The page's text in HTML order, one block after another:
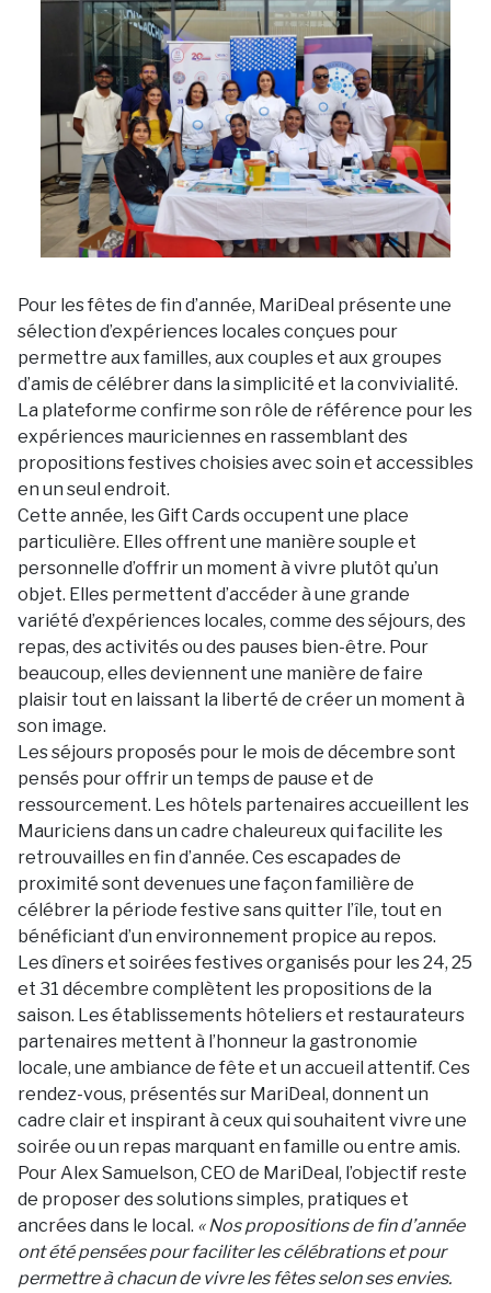
Pour les fêtes de fin d’année, MariDeal présente une
sélection d’expériences locales conçues pour
permettre aux familles, aux couples et aux groupes
d’amis de célébrer dans la simplicité et la convivialité.
La plateforme confirme son rôle de référence pour les
expériences mauriciennes en rassemblant des
propositions festives choisies avec soin et accessibles
en un seul endroit.
Cette année, les Gift Cards occupent une place
particulière. Elles offrent une manière souple et
personnelle d’offrir un moment à vivre plutôt qu’un
objet. Elles permettent d’accéder à une grande
variété d’expériences locales, comme des séjours, des
repas, des activités ou des pauses bien-être. Pour
beaucoup, elles deviennent une manière de faire
plaisir tout en laissant la liberté de créer un moment à
son image.
Les séjours proposés pour le mois de décembre sont
pensés pour offrir un temps de pause et de
ressourcement. Les hôtels partenaires accueillent les
Mauriciens dans un cadre chaleureux qui facilite les
retrouvailles en fin d’année. Ces escapades de
proximité sont devenues une façon familière de
célébrer la période festive sans quitter l’île, tout en
bénéficiant d’un environnement propice au repos.
Les dîners et soirées festives organisés pour les 24, 25
et 31 décembre complètent les propositions de la
saison. Les établissements hôteliers et restaurateurs
partenaires mettent à l’honneur la gastronomie
locale, une ambiance de fête et un accueil attentif. Ces
rendez-vous, présentés sur MariDeal, donnent un
cadre clair et inspirant à ceux qui souhaitent vivre une
soirée ou un repas marquant en famille ou entre amis.
Pour Alex Samuelson, CEO de MariDeal, l’objectif reste
de proposer des solutions simples, pratiques et
ancrées dans le local. « Nos propositions de fin d’année
ont été pensées pour faciliter les célébrations et pour
permettre à chacun de vivre les fêtes selon ses envies.